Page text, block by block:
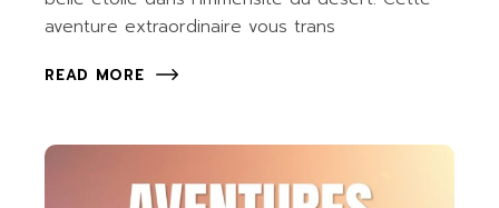
aventure extraordinaire vous trans
READ MORE